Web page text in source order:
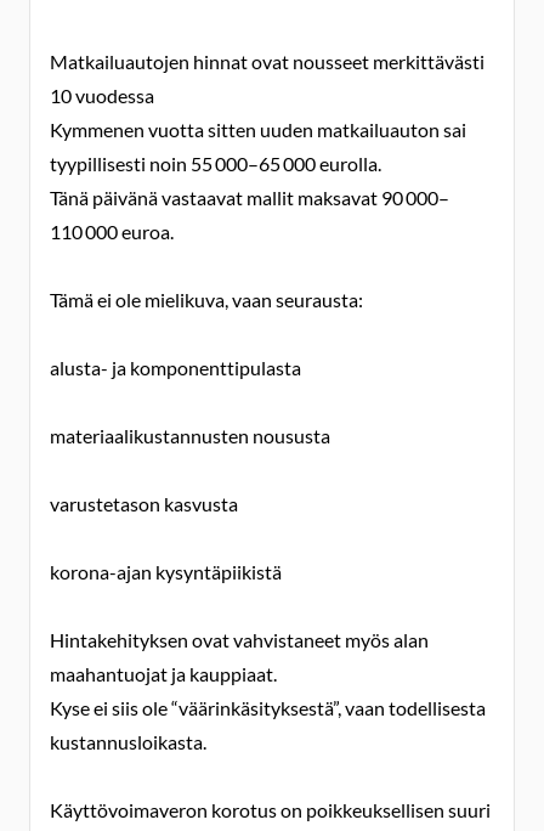
Matkailuautojen hinnat ovat nousseet merkittävästi
10 vuodessa
Kymmenen vuotta sitten uuden matkailuauton sai
tyypillisesti noin 55 000–65 000 eurolla.
Tänä päivänä vastaavat mallit maksavat 90 000–
110 000 euroa.
Tämä ei ole mielikuva, vaan seurausta:
alusta- ja komponenttipulasta
materiaalikustannusten noususta
varustetason kasvusta
korona-ajan kysyntäpiikistä
Hintakehityksen ovat vahvistaneet myös alan
maahantuojat ja kauppiaat.
Kyse ei siis ole “väärinkäsityksestä”, vaan todellisesta
kustannusloikasta.
Käyttövoimaveron korotus on poikkeuksellisen suuri